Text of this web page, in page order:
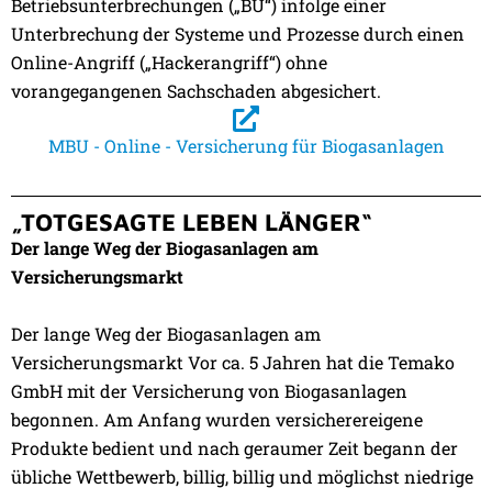
Betriebsunterbrechungen („BU“) infolge einer
Unterbrechung der Systeme und Prozesse durch einen
Online-Angriff („Hackerangriff“) ohne
vorangegangenen Sachschaden abgesichert.
MBU - Online - Versicherung für Biogasanlagen
„TOTGESAGTE LEBEN LÄNGER“
Der lange Weg der Biogasanlagen am
Versicherungsmarkt
Der lange Weg der Biogasanlagen am
Versicherungsmarkt Vor ca. 5 Jahren hat die Temako
GmbH mit der Versicherung von Biogasanlagen
begonnen. Am Anfang wurden versicherereigene
Produkte bedient und nach geraumer Zeit begann der
übliche Wettbewerb, billig, billig und möglichst niedrige